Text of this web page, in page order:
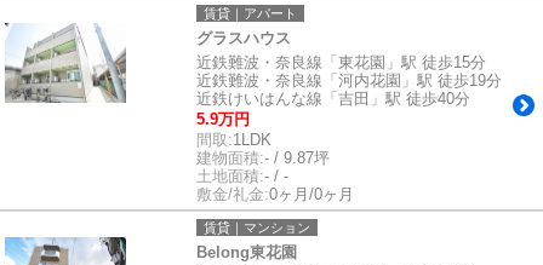
賃貸｜アパート
グラスハウス
近鉄難波・奈良線「東花園」駅 徒歩15分
近鉄難波・奈良線「河内花園」駅 徒歩19分
近鉄けいはんな線「吉田」駅 徒歩40分
5.9万円
間取:1LDK
建物面積:- / 9.87坪
土地面積:- / -
敷金/礼金:0ヶ月/0ヶ月
賃貸｜マンション
Belong東花園